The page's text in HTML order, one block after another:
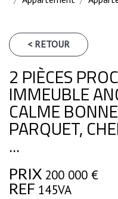
< RETOUR
2 PIÈCES
IMMEUBLE
CALME
PARQUET,
...
PRIX 200 000 €
REF 145VA